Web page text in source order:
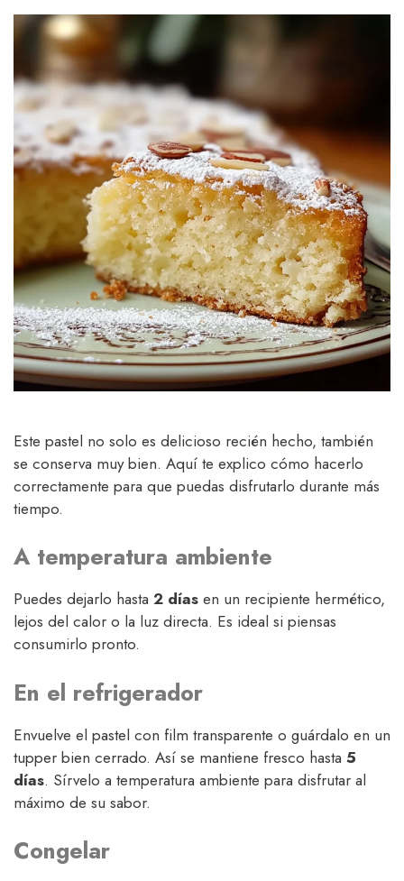
Este pastel no solo es delicioso recién hecho, también
se conserva muy bien. Aquí te explico cómo hacerlo
correctamente para que puedas disfrutarlo durante más
tiempo.
A temperatura ambiente
Puedes dejarlo hasta 2 días en un recipiente hermético,
lejos del calor o la luz directa. Es ideal si piensas
consumirlo pronto.
En el refrigerador
Envuelve el pastel con film transparente o guárdalo en un
tupper bien cerrado. Así se mantiene fresco hasta 5
días. Sírvelo a temperatura ambiente para disfrutar al
máximo de su sabor.
Congelar